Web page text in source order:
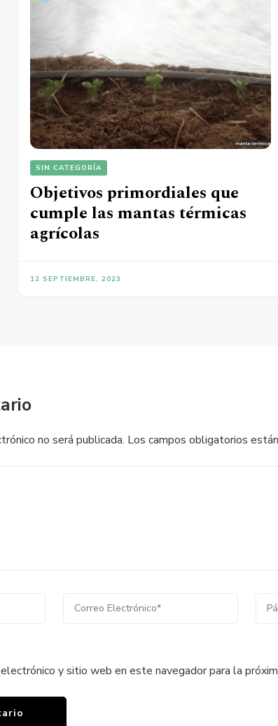
SIN CATEGORÍA
Objetivos primordiales que
cumple las mantas térmicas
agrícolas
12 SEPTIEMBRE, 2023
no será publicada. Los campos obligatorios
y sitio web en este navegador para la